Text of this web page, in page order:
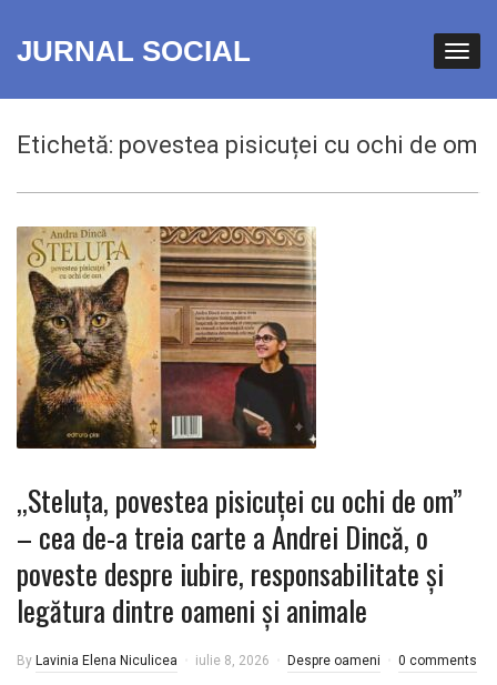
JURNAL SOCIAL
Etichetă: povestea pisicuței cu ochi de om
,,Steluța, povestea pisicuței cu ochi de om”
– cea de-a treia carte a Andrei Dincă, o
poveste despre iubire, responsabilitate și
legătura dintre oameni și animale
By Lavinia Elena Niculicea iulie 8, 2026 Despre oameni 0 comments